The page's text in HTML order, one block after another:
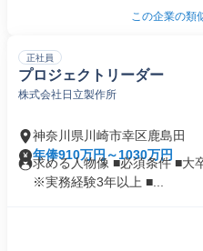
この企業の類
正社員
プロジェクトリーダー
株式会社日立製作所
神奈川県川崎市幸区鹿島田
年俸910万円～1030万円
求める人物像 ■必須条件 ■大
※実務経験3年以上 ■...